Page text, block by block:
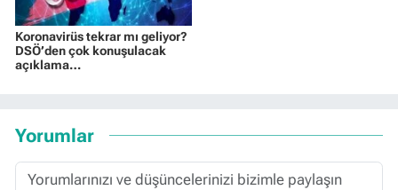
Koronavirüs tekrar mı geliyor?
DSÖ’den çok konuşulacak
açıklama…
Yorumlar